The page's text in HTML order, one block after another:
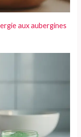
aux aubergines